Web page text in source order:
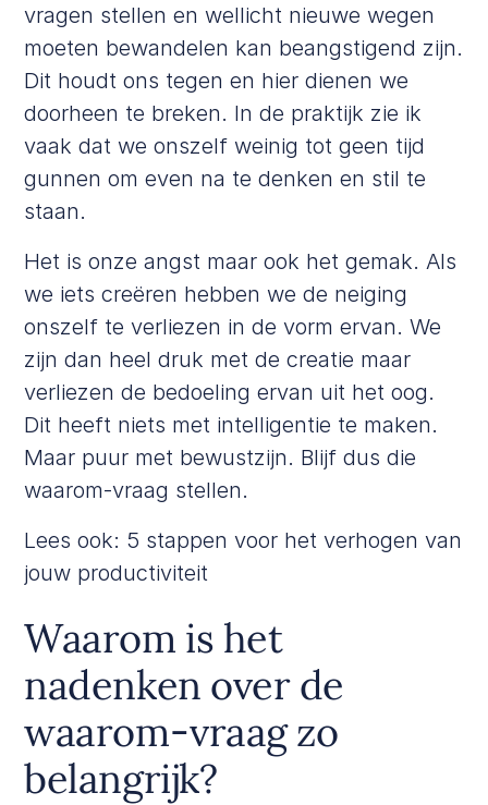
vragen stellen en wellicht nieuwe wegen
moeten bewandelen kan beangstigend zijn.
Dit houdt ons tegen en hier dienen we
doorheen te breken. In de praktijk zie ik
vaak dat we onszelf weinig tot geen tijd
gunnen om even na te denken en stil te
staan.
Het is onze angst maar ook het gemak. Als
we iets creëren hebben we de neiging
onszelf te verliezen in de vorm ervan. We
zijn dan heel druk met de creatie maar
verliezen de bedoeling ervan uit het oog.
Dit heeft niets met intelligentie te maken.
Maar puur met bewustzijn. Blijf dus die
waarom-vraag stellen.
Lees ook: 5 stappen voor het verhogen van
jouw productiviteit
Waarom is het
nadenken over de
waarom-vraag zo
belangrijk?